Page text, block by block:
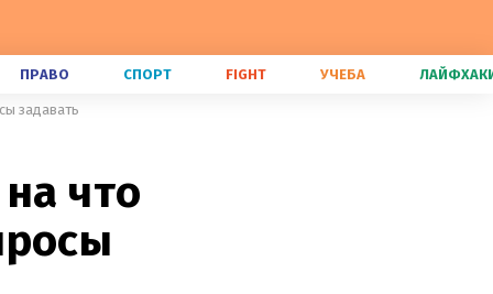
ПРАВО СПОРТ FIGHT УЧЕБА
задавать
что